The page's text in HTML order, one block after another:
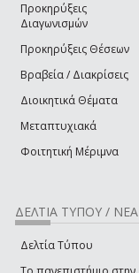
Προκηρύξεις
Διαγωνισμών
Προκηρύξεις Θέσεων
Βραβεία / Διακρίσεις
Διοικητικά Θέματα
Μεταπτυχιακά
Φοιτητική Μέριμνα
ΔΕΛΤΙΑ ΤΥΠΟΥ / ΝΕΑ
Δελτία Τύπου